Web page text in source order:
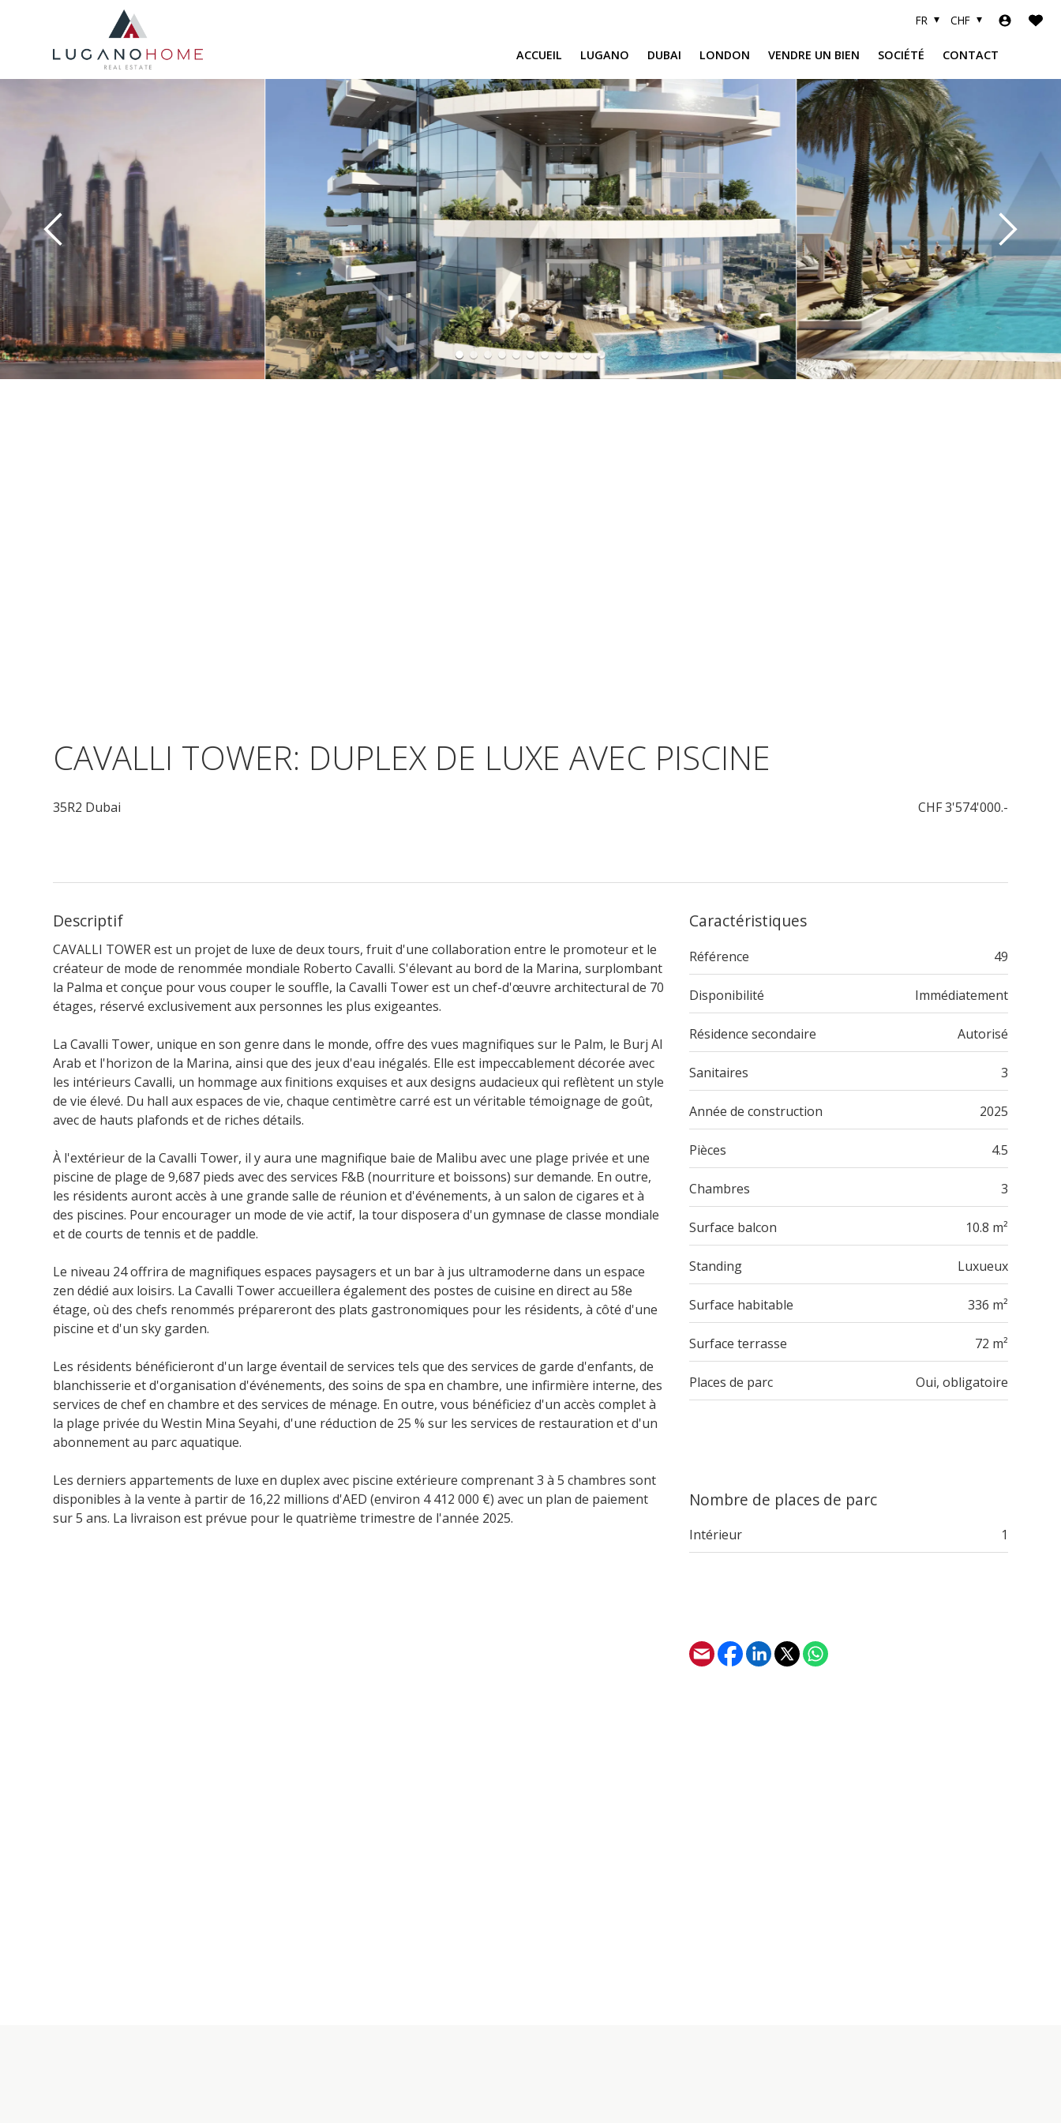
CHF
FR
ACCUEIL LUGANO
DUBAI
SAFA ONE
CAVALLI TOWER
DAMAC BAY
SAFA TWO
CORAL REEF
VENICE & MALTA
CHIC TOWER
GEMS ESTATES
LONDON VENDRE UN BIEN SOCIÉTÉ CONTACT
CAVALLI TOWER: DUPLEX DE LUXE AVEC PISCINE
35R2 Dubai CHF 3'574'000.-
Descriptif
CAVALLI TOWER est un projet de luxe de deux tours, fruit d'une collaboration entre le promoteur et le
créateur de mode de renommée mondiale Roberto Cavalli. S'élevant au bord de la Marina, surplombant
la Palma et conçue pour vous couper le souffle, la Cavalli Tower est un chef-d'œuvre architectural de 70
étages, réservé exclusivement aux personnes les plus exigeantes.
La Cavalli Tower, unique en son genre dans le monde, offre des vues magnifiques sur le Palm, le Burj Al
Arab et l'horizon de la Marina, ainsi que des jeux d'eau inégalés. Elle est impeccablement décorée avec
les intérieurs Cavalli, un hommage aux finitions exquises et aux designs audacieux qui reflètent un style
de vie élevé. Du hall aux espaces de vie, chaque centimètre carré est un véritable témoignage de goût,
avec de hauts plafonds et de riches détails.
À l'extérieur de la Cavalli Tower, il y aura une magnifique baie de Malibu avec une plage privée et une
piscine de plage de 9,687 pieds avec des services F&B (nourriture et boissons) sur demande. En outre,
les résidents auront accès à une grande salle de réunion et d'événements, à un salon de cigares et à
des piscines. Pour encourager un mode de vie actif, la tour disposera d'un gymnase de classe mondiale
et de courts de tennis et de paddle.
Le niveau 24 offrira de magnifiques espaces paysagers et un bar à jus ultramoderne dans un espace
zen dédié aux loisirs. La Cavalli Tower accueillera également des postes de cuisine en direct au 58e
étage, où des chefs renommés prépareront des plats gastronomiques pour les résidents, à côté d'une
piscine et d'un sky garden.
Les résidents bénéficieront d'un large éventail de services tels que des services de garde d'enfants, de
blanchisserie et d'organisation d'événements, des soins de spa en chambre, une infirmière interne, des
services de chef en chambre et des services de ménage. En outre, vous bénéficiez d'un accès complet à
la plage privée du Westin Mina Seyahi, d'une réduction de 25 % sur les services de restauration et d'un
abonnement au parc aquatique.
Les derniers appartements de luxe en duplex avec piscine extérieure comprenant 3 à 5 chambres sont
disponibles à la vente à partir de 16,22 millions d'AED (environ 4 412 000 €) avec un plan de paiement
sur 5 ans. La livraison est prévue pour le quatrième trimestre de l'année 2025.
Caractéristiques
Référence 49
Disponibilité Immédiatement
Résidence secondaire Autorisé
Sanitaires 3
Année de construction 2025
Pièces 4.5
Chambres 3
Surface balcon 10.8 m²
Standing Luxueux
Surface habitable 336 m²
Surface terrasse 72 m²
Places de parc Oui, obligatoire
Nombre de places de parc
Intérieur 1